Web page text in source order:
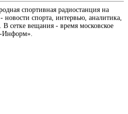
спортивная радиостанция на
новости спорта, интервью, аналитика,
сетке вещания - время московское
Информ».